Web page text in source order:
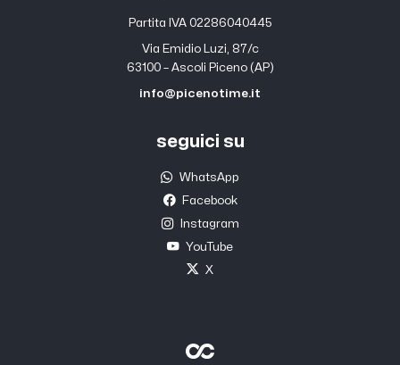
Partita IVA 02286040445
Via Emidio Luzi, 87/c
63100 – Ascoli Piceno (AP)
info@picenotime.it
seguici su
WhatsApp
Facebook
Instagram
YouTube
X